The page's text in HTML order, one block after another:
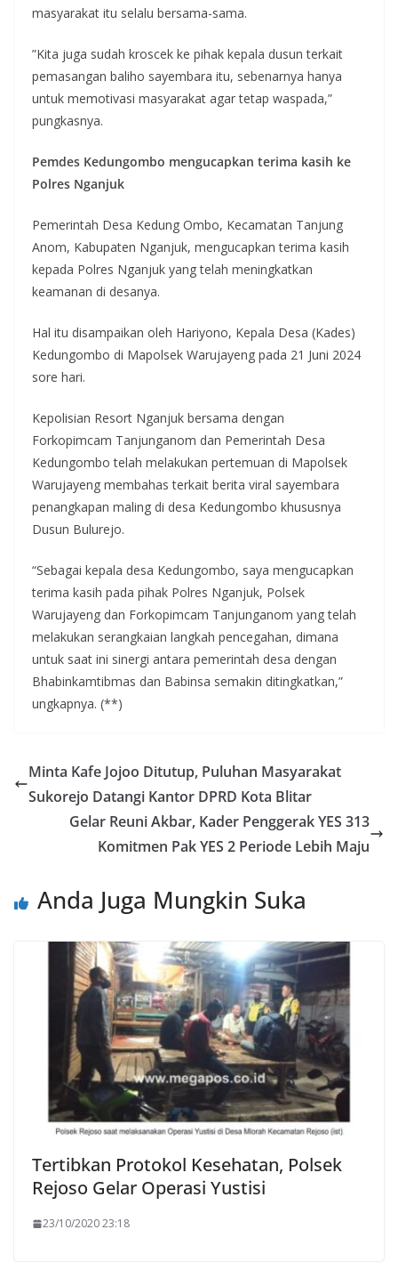
masyarakat itu selalu bersama-sama.
”Kita juga sudah kroscek ke pihak kepala dusun terkait
pemasangan baliho sayembara itu, sebenarnya hanya
untuk memotivasi masyarakat agar tetap waspada,”
pungkasnya.
Pemdes Kedungombo mengucapkan terima kasih ke
Polres Nganjuk
Pemerintah Desa Kedung Ombo, Kecamatan Tanjung
Anom, Kabupaten Nganjuk, mengucapkan terima kasih
kepada Polres Nganjuk yang telah meningkatkan
keamanan di desanya.
Hal itu disampaikan oleh Hariyono, Kepala Desa (Kades)
Kedungombo di Mapolsek Warujayeng pada 21 Juni 2024
sore hari.
Kepolisian Resort Nganjuk bersama dengan
Forkopimcam Tanjunganom dan Pemerintah Desa
Kedungombo telah melakukan pertemuan di Mapolsek
Warujayeng membahas terkait berita viral sayembara
penangkapan maling di desa Kedungombo khususnya
Dusun Bulurejo.
“Sebagai kepala desa Kedungombo, saya mengucapkan
terima kasih pada pihak Polres Nganjuk, Polsek
Warujayeng dan Forkopimcam Tanjunganom yang telah
melakukan serangkaian langkah pencegahan, dimana
untuk saat ini sinergi antara pemerintah desa dengan
Bhabinkamtibmas dan Babinsa semakin ditingkatkan,”
ungkapnya. (**)
Minta Kafe Jojoo Ditutup, Puluhan Masyarakat
Sukorejo Datangi Kantor DPRD Kota Blitar
Gelar Reuni Akbar, Kader Penggerak YES 313
Komitmen Pak YES 2 Periode Lebih Maju
Anda Juga Mungkin Suka
Tertibkan Protokol Kesehatan, Polsek
Rejoso Gelar Operasi Yustisi
23/10/2020 23:18